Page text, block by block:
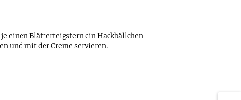
einen Blätterteigstern ein Hackbällchen
und mit der Creme servieren.